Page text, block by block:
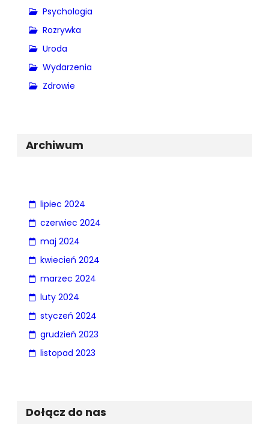
Psychologia
Rozrywka
Uroda
Wydarzenia
Zdrowie
Archiwum
lipiec 2024
czerwiec 2024
maj 2024
kwiecień 2024
marzec 2024
luty 2024
styczeń 2024
grudzień 2023
listopad 2023
Dołącz do nas